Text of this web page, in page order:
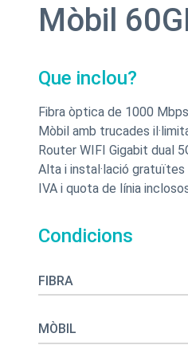
Mòbil
Que inclou?
Fibra òptica de 1000
Mòbil amb trucades
Router WIFI Gigabit dual
Alta i instal·lació gratuïtes
IVA i quota de línia
Condicions
FIBRA
MÒBIL